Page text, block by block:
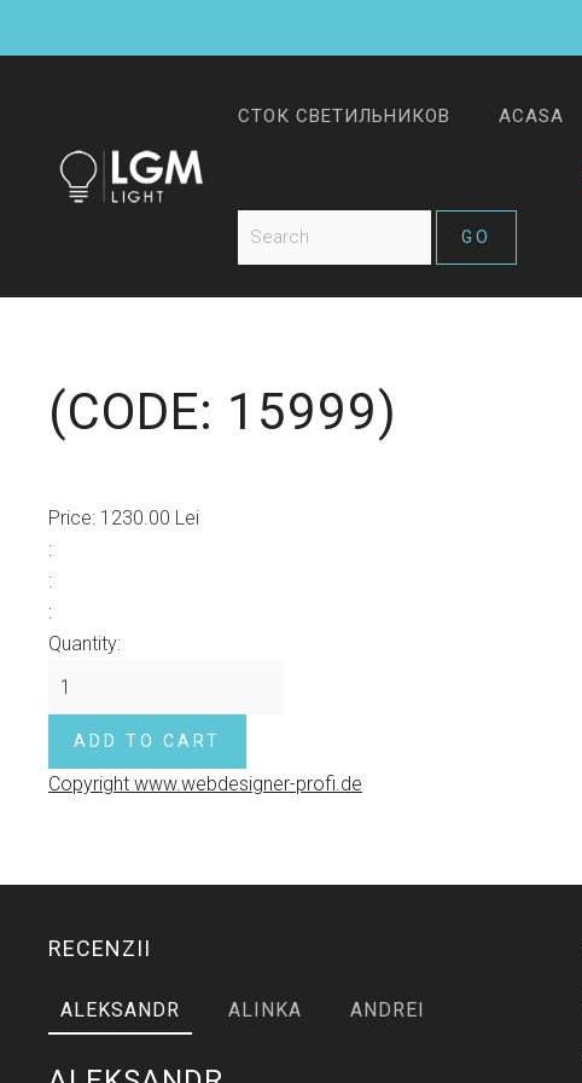
СТОК СВЕТИЛЬНИКОВ ACASA
(CODE: 15999)
Price: 1230.00 Lei
:
:
:
Quantity:
Copyright www.webdesigner-profi.de
RECENZII
ALEKSANDR ALINKA ANDREI